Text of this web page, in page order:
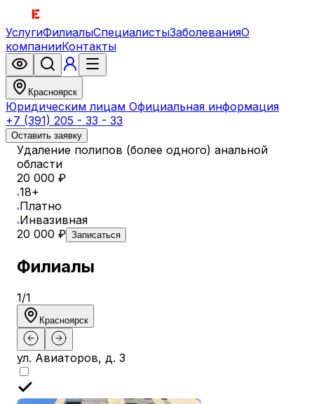
УслугиФилиалыСпециалистыЗаболеванияО
компанииКонтакты
Красноярск
Юридическим лицам Официальная информация
+7 (391) 205 - 33 - 33
Оставить заявку
Удаление полипов (более одного) анальной
области
20 000 ₽
18+
Платно
Инвазивная
20 000 ₽ Записаться
Филиалы
1/1
Красноярск
ул. Авиаторов, д. 3